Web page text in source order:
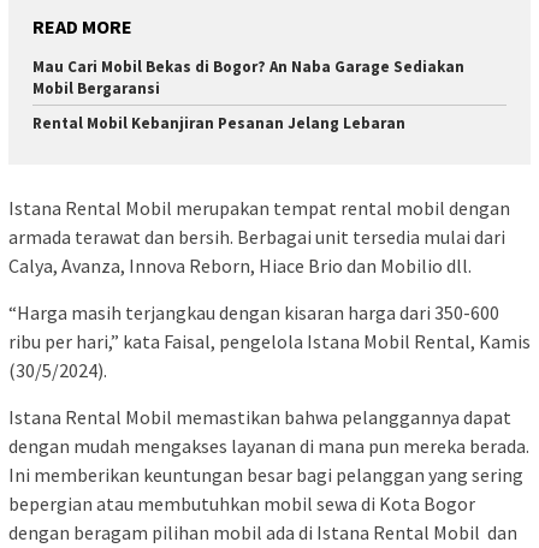
READ MORE
Mau Cari Mobil Bekas di Bogor? An Naba Garage Sediakan
Mobil Bergaransi
Rental Mobil Kebanjiran Pesanan Jelang Lebaran
Istana Rental Mobil merupakan tempat rental mobil dengan
armada terawat dan bersih. Berbagai unit tersedia mulai dari
Calya, Avanza, Innova Reborn, Hiace Brio dan Mobilio dll.
“Harga masih terjangkau dengan kisaran harga dari 350-600
ribu per hari,” kata Faisal, pengelola Istana Mobil Rental, Kamis
(30/5/2024).
Istana Rental Mobil memastikan bahwa pelanggannya dapat
dengan mudah mengakses layanan di mana pun mereka berada.
Ini memberikan keuntungan besar bagi pelanggan yang sering
bepergian atau membutuhkan mobil sewa di Kota Bogor
dengan beragam pilihan mobil ada di Istana Rental Mobil dan